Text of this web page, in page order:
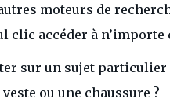
moteurs de
clic accéder à
sur un sujet particulier
ou une chaussure ?